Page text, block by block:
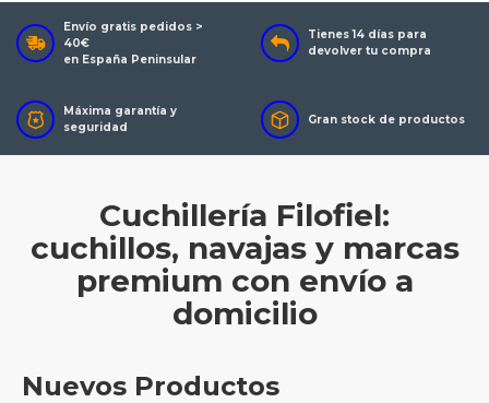
Envío gratis pedidos >
40€
en España Peninsular
Tienes 14 días para
devolver tu compra
Máxima garantía y
seguridad
Gran stock de productos
Cuchillería Filofiel:
cuchillos, navajas y marcas
premium con envío a
domicilio
Nuevos Productos